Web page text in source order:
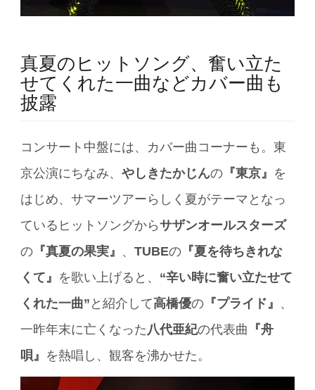
真夏のヒットソング、奮い立た
せてくれた一曲などカバー曲も
披露
コンサート中盤には、カバー曲コーナーも。東
京公演にちなみ、やしきたかじんの 『東京』 を
はじめ、サマーツアーらしく夏がテーマとなっ
ているヒットソングからサザンオールスターズ
の 『真夏の果実』 、TUBEの 『夏を待ちきれな
くて』 を歌い上げると、 “辛い時に奮い立たせて
くれた一曲” と紹介して高橋優の 『プライド』 、
一昨年末に亡くなった 八代亜紀の代表曲
『舟
唄』 を熱唱し、観客を沸かせた。